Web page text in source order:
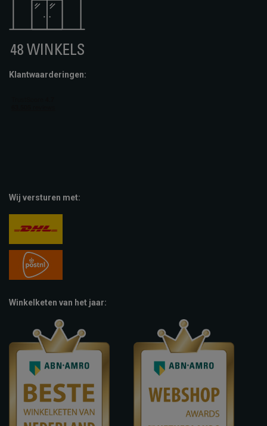
Klantwaarderingen:
Wij versturen met:
Winkelketen van het jaar: